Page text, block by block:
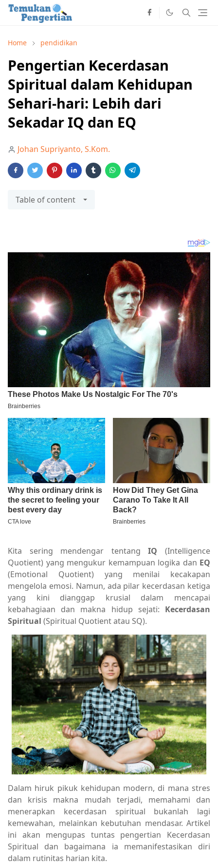
Home pendidikan
Pengertian Kecerdasan
Spiritual dalam Kehidupan
Sehari-hari: Lebih dari
Sekadar IQ dan EQ
Johan Supriyanto, S.Kom.
Table of content
Kita sering mendengar tentangIQ (Intelligence
Quotient) yang mengukur kemampuan logika dan EQ
(Emotional Quotient) yang menilai kecakapan
mengelola emosi. Namun, ada pilar kecerdasan ketiga
yang kini dianggap krusial dalam mencapai
kebahagiaan dan makna hidup sejati: Kecerdasan
Spiritual (Spiritual Quotient atau SQ).
Dalam hiruk pikuk kehidupan modern, di mana stres
dan krisis makna mudah terjadi, memahami dan
menerapkan kecerdasan spiritual bukanlah lagi
kemewahan, melainkan kebutuhan mendasar. Artikel
ini akan mengupas tuntas pengertian Kecerdasan
Spiritual dan bagaimana ia memanifestasikan diri
dalam rutinitas harian kita.